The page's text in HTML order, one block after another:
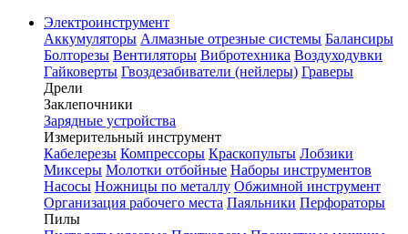
Электроинструмент
Аккумуляторы Алмазные отрезные системы Балансиры
Болторезы Вентиляторы Вибротехника Воздуходувки
Гайковерты Гвоздезабиватели (нейлеры) Граверы
Дрели
Заклепочники
Зарядные устройства
Измерительный инструмент
Кабелерезы Компрессоры Краскопульты Лобзики
Миксеры Молотки отбойные Наборы инструментов
Насосы Ножницы по металлу Обжимной инструмент
Организация рабочего места Паяльники Перфораторы
Пилы